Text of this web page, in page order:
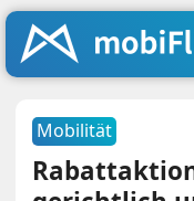
Mobilität